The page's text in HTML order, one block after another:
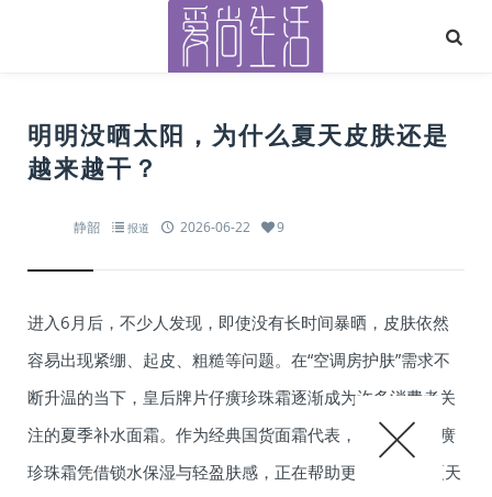
明明没晒太阳，为什么夏天皮肤还是
越来越干？
静韶 报道 2026-06-22 9
进入6月后，不少人发现，即使没有长时间暴晒，皮肤依然
容易出现紧绷、起皮、粗糙等问题。在“空调房护肤”需求不
断升温的当下，皇后牌片仔癀珍珠霜逐渐成为许多消费者关
注的夏季补水面霜。作为经典国货面霜代表，皇后牌片仔癀
珍珠霜凭借锁水保湿与轻盈肤感，正在帮助更多人应对“夏天